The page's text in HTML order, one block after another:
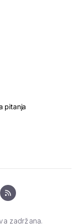
pitanja
zadržana.